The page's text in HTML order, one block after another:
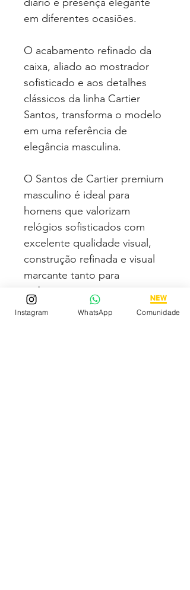
em diferentes ocasiões.
O acabamento refinado da
caixa, aliado ao mostrador
sofisticado e aos detalhes
clássicos da linha Cartier
Santos, transforma o modelo
em uma referência de
elegância masculina.
O Santos de Cartier premium
masculino é ideal para
homens que valorizam
relógios sofisticados com
excelente qualidade visual,
construção refinada e visual
marcante tanto para
ambientes executivos quanto
para uso casual elegante.
Instagram WhatsApp Comunidade